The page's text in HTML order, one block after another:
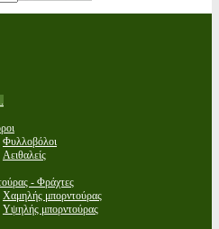
Φυλλοβόλοι
Αειθαλείς
- Φράχτες
Χαμηλής μπορντούρας
Υψηλής μπορντούρας